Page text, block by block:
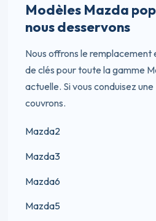
Modèles Mazda
nous desservons
Nous offrons le
de clés pour toute la gamme
actuelle. Si vous conduisez
couvrons.
Mazda2
Mazda3
Mazda6
Mazda5